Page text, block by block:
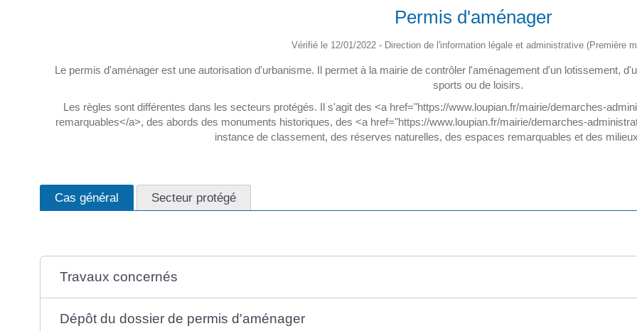
Permis d'aménager
Vérifié le 12/01/2022 - Direction de l'information légale et administrative (Première
Le permis d'aménager est une autorisation d'urbanisme. Il permet à la mairie de contrôler l'aménagement d'un lotissement,
sports ou de loisirs.
Les règles sont différentes dans les secteurs protégés. Il s'agit des <a href="https://www.loupian.fr/mairie/demarches-
remarquables</a>, des abords des monuments historiques, des <a href="https://www.loupian.fr/mairie/demarches-
instance de classement, des réserves naturelles, des espaces remarquables et des
Cas général Secteur protégé
Travaux concernés
Dépôt du dossier de permis d'aménager